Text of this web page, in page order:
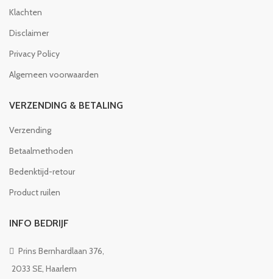
Klachten
Disclaimer
Privacy Policy
Algemeen voorwaarden
VERZENDING & BETALING
Verzending
Betaalmethoden
Bedenktijd-retour
Product ruilen
INFO BEDRIJF
Prins Bernhardlaan 376,
2033 SE, Haarlem